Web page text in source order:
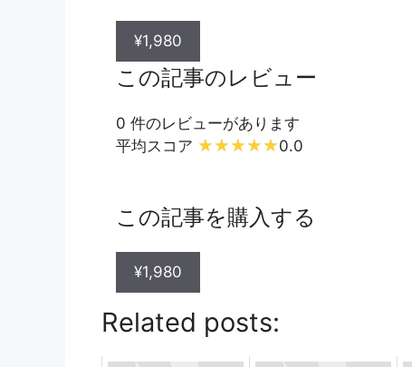
¥1,980
この記事のレビュー
0 件のレビューがあります
平均スコア
0.0
この記事を購入する
¥1,980
Related posts: